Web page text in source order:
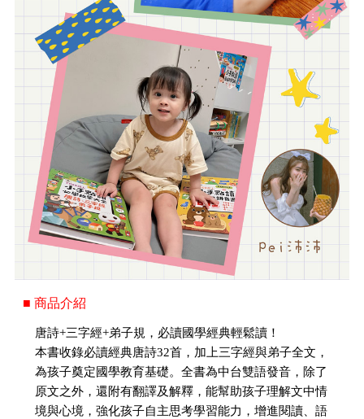
■ 商品介紹
唐詩+三字經+弟子規，必讀國學經典輕鬆讀！
本書收錄必讀經典唐詩32首，加上三字經與弟子全文，
為孩子奠定國學教育基礎。全書為中台雙語發音，除了
原文之外，還附有翻譯及解釋，能幫助孩子理解文中情
境與心境，強化孩子自主思考學習能力，增進閱讀、語